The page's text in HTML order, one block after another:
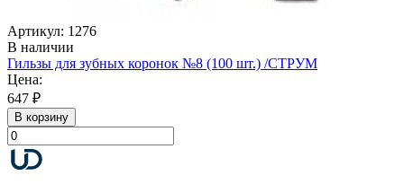
Артикул: 1276
В наличии
Гильзы для зубных коронок №8 (100 шт.) /СТРУМ
Цена:
647 ₽
В корзину